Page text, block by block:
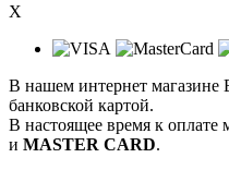
X
В нашем интернет магазине
банковской картой.
В настоящее время к
и MASTER CARD.